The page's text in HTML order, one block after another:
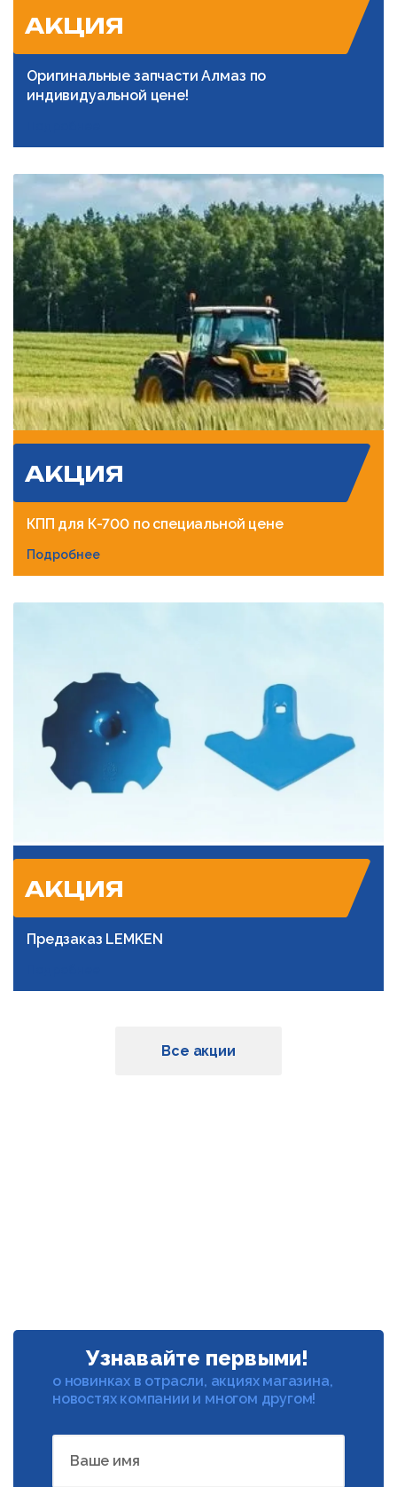
АКЦИЯ
Оригинальные запчасти Алмаз по
индивидуальной цене!
АКЦИЯ
КПП для К-700 по специальной цене
Подробнее
АКЦИЯ
Предзаказ LEMKEN
Все акции
Узнавайте первыми!
о новинках в отрасли, акциях магазина,
новостях компании и многом другом!
Ваше имя